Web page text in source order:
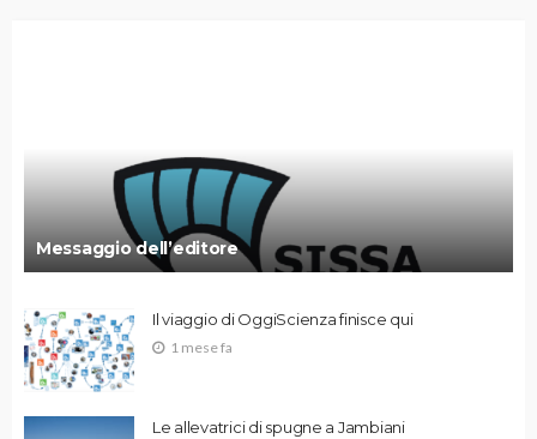
Messaggio dell’editore
Il viaggio di OggiScienza finisce qui
1 mese fa
Le allevatrici di spugne a Jambiani